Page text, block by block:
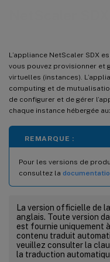
L’appliance NetScaler SDX
vous pouvez provisionner et
virtuelles (instances).
computing et de
de configurer et de gérer
chaque instance hébergée
REMARQUE :
Pour les versions de
consultez la
La version officielle de
anglais. Toute version
est fournie uniquement
contenu traduit
veuillez consulter la
la traduction